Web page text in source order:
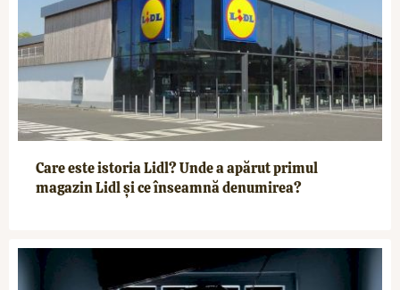
Care este istoria Lidl? Unde a apărut primul
magazin Lidl și ce înseamnă denumirea?